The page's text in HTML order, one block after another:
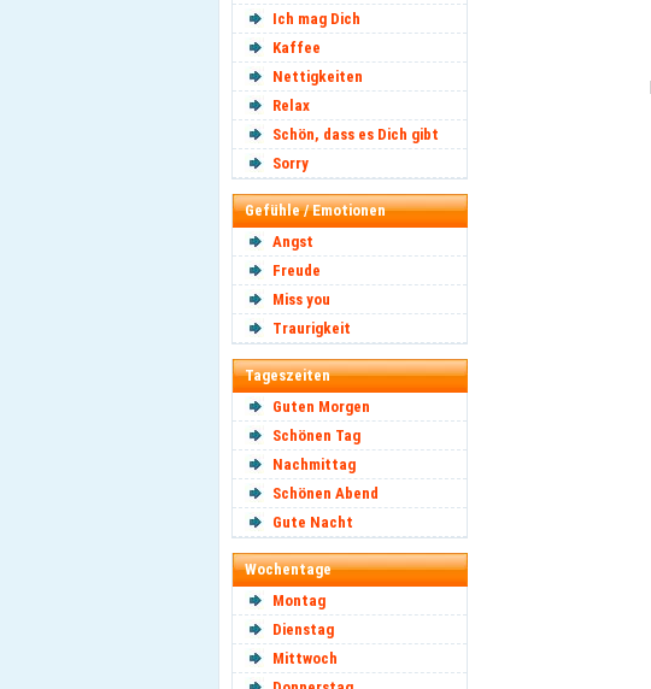
Ich mag Dich
Kaffee
Nettigkeiten
Relax
Schön, dass es Dich gibt
Sorry
Gefühle / Emotionen
Angst
Freude
Miss you
Traurigkeit
Tageszeiten
Guten Morgen
Schönen Tag
Nachmittag
Schönen Abend
Gute Nacht
Wochentage
Montag
Dienstag
Mittwoch